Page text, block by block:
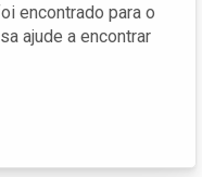
encontrado para o
ajude a encontrar